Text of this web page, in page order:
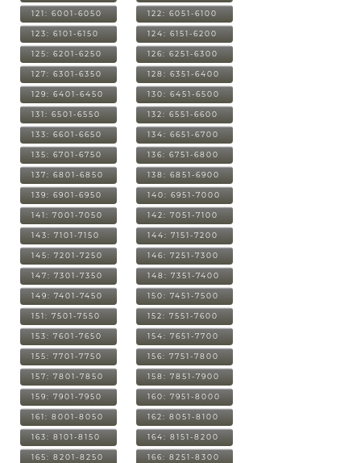
121: 6001-6050 122: 6051-6100
123: 6101-6150 124: 6151-6200
125: 6201-6250 126: 6251-6300
127: 6301-6350 128: 6351-6400
129: 6401-6450 130: 6451-6500
131: 6501-6550 132: 6551-6600
133: 6601-6650 134: 6651-6700
135: 6701-6750 136: 6751-6800
137: 6801-6850 138: 6851-6900
139: 6901-6950 140: 6951-7000
141: 7001-7050 142: 7051-7100
143: 7101-7150 144: 7151-7200
145: 7201-7250 146: 7251-7300
147: 7301-7350 148: 7351-7400
149: 7401-7450 150: 7451-7500
151: 7501-7550 152: 7551-7600
153: 7601-7650 154: 7651-7700
155: 7701-7750 156: 7751-7800
157: 7801-7850 158: 7851-7900
159: 7901-7950 160: 7951-8000
161: 8001-8050 162: 8051-8100
163: 8101-8150 164: 8151-8200
165: 8201-8250 166: 8251-8300